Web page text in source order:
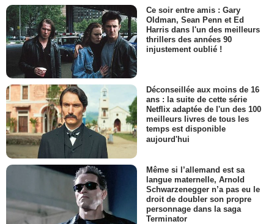
Ce soir entre amis : Gary
Oldman, Sean Penn et Ed
Harris dans l'un des meilleurs
thrillers des années 90
injustement oublié !
Déconseillée aux moins de 16
ans : la suite de cette série
Netflix adaptée de l'un des 100
meilleurs livres de tous les
temps est disponible
aujourd'hui
Même si l’allemand est sa
langue maternelle, Arnold
Schwarzenegger n’a pas eu le
droit de doubler son propre
personnage dans la saga
Terminator